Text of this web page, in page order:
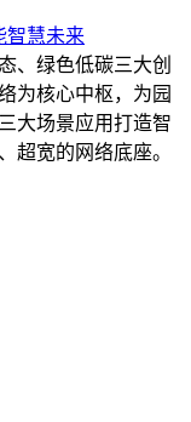
智慧未来
、绿色低碳三大创
为核心中枢，为园
大场景应用打造智
超宽的网络底座。